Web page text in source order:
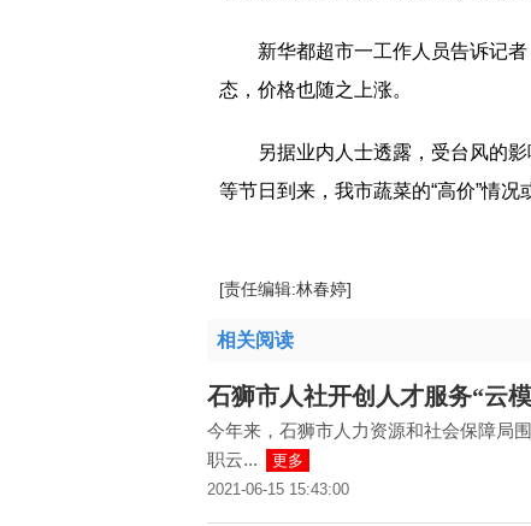
新华都超市一工作人员告诉记
态，价格也随之上涨。
另据业内人士透露，受台风的
等节日到来，我市蔬菜的“高价”情况
[责任编辑:林春婷]
相关阅读
石狮市人社开创人才服务“云
今年来，石狮市人力资源和社会保障局
职云...
更多
2021-06-15 15:43:00